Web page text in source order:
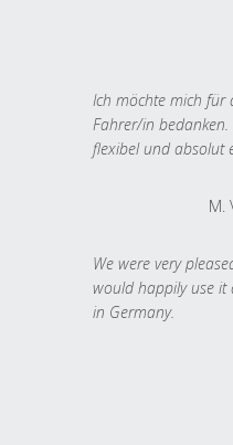
Ich möchte mich für
Fahrer/in bedanken.
flexibel und absolut
M.
We were very
would happily use it
in Germany.